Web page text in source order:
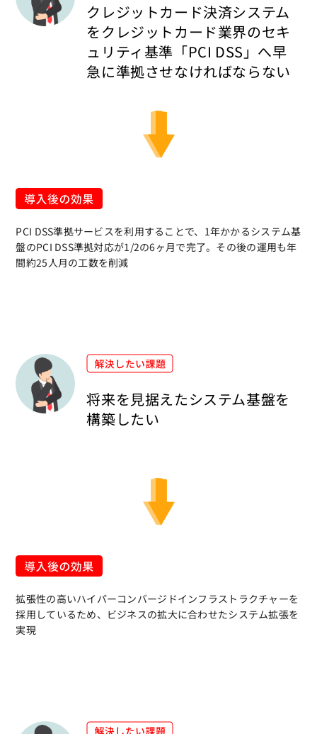
クレジットカード決済システム
をクレジットカード業界のセキ
ュリティ基準「PCI DSS」へ早
急に準拠させなければならない
PCI DSS準拠サービスを利用することで、1年かかるシステム基
盤のPCI DSS準拠対応が1/2の6ヶ月で完了。その後の運用も年
間約25人月の工数を削減
将来を見据えたシステム基盤を
構築したい
拡張性の高いハイパーコンバージドインフラストラクチャーを
採用しているため、ビジネスの拡大に合わせたシステム拡張を
実現